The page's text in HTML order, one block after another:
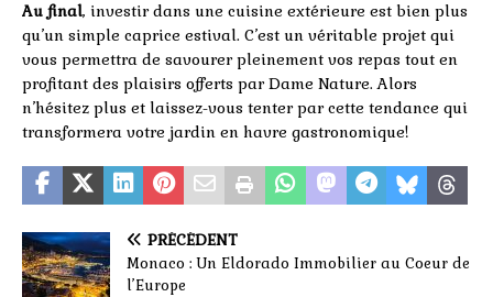
Au final, investir dans une cuisine extérieure est bien plus
qu’un simple caprice estival. C’est un véritable projet qui
vous permettra de savourer pleinement vos repas tout en
profitant des plaisirs offerts par Dame Nature. Alors
n’hésitez plus et laissez-vous tenter par cette tendance qui
transformera votre jardin en havre gastronomique!
PRÉCÉDENT
Monaco : Un Eldorado Immobilier au Coeur de
l’Europe